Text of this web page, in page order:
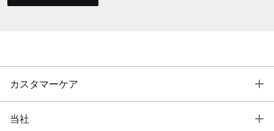
カスタマーケア
当社